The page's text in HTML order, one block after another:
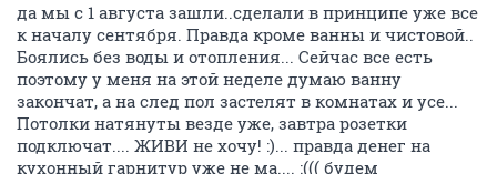
да мы с 1 августа зашли..сделали в принципе уже все
к началу сентября. Правда кроме ванны и чистовой..
Боялись без воды и отопления... Сейчас все есть
поэтому у меня на этой неделе думаю ванну
закончат, а на след пол застелят в комнатах и усе...
Потолки натянуты везде уже, завтра розетки
подключат.... ЖИВИ не хочу! :)... правда денег на
кухонный гарнитур уже не ма.... :((( будем